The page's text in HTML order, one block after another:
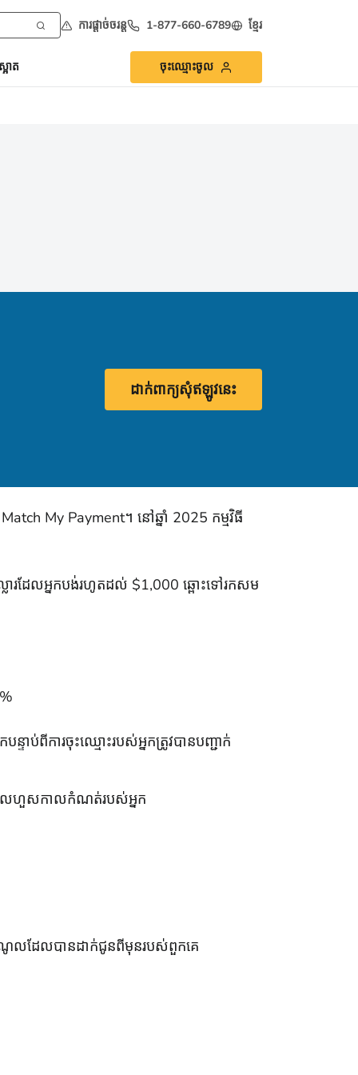
ការផ្ដាច់ចរន្ត 1-877-660-6789 ខ្មែរ
ាត ចុះឈ្មោះចូល
ដាក់​ពាក្យ​សុំ​ឥឡូវនេះ
Match My Payment។ នៅឆ្នាំ 2025 កម្មវិធី
ារដែលអ្នកបង់រហូតដល់ $1,000 ឆ្ពោះទៅរកសម
ទាប់ពីការចុះឈ្មោះរបស់អ្នកត្រូវបានបញ្ជាក់
ដែលហួសកាលកំណត់របស់អ្នក
ណូលដែលបានដាក់ជូនពីមុនរបស់ពួកគេ